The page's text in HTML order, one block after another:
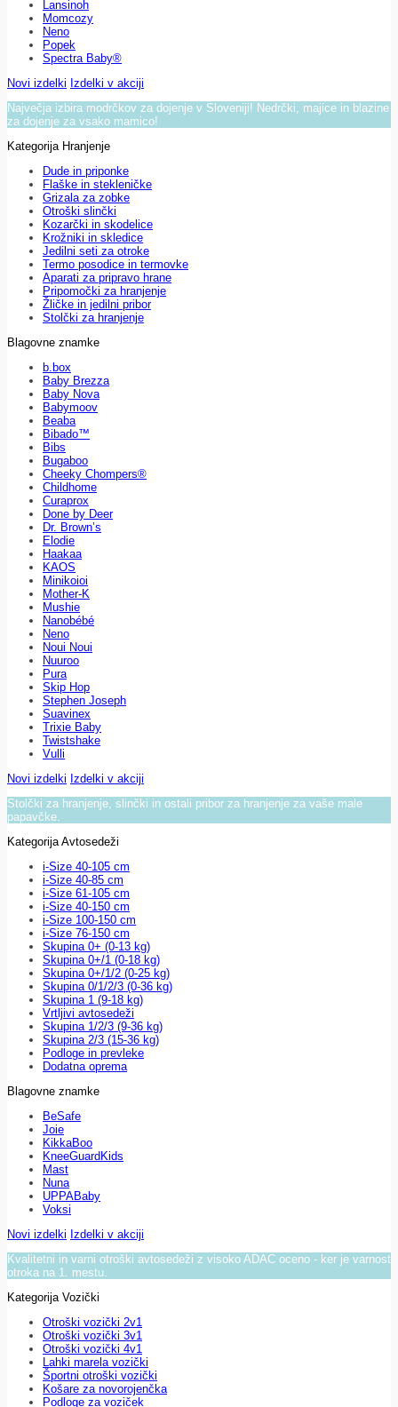
Lansinoh
Momcozy
Neno
Popek
Spectra Baby®
Novi izdelki Izdelki v akciji
Največja izbira modrčkov za dojenje v Sloveniji! Nedrčki, majice in blazine
za dojenje za vsako mamico!
Kategorija Hranjenje
Dude in priponke
Flaške in stekleničke
Grizala za zobke
Otroški slinčki
Kozarčki in skodelice
Krožniki in skledice
Jedilni seti za otroke
Termo posodice in termovke
Aparati za pripravo hrane
Pripomočki za hranjenje
Žličke in jedilni pribor
Stolčki za hranjenje
Blagovne znamke
b.box
Baby Brezza
Baby Nova
Babymoov
Beaba
Bibado™
Bibs
Bugaboo
Cheeky Chompers®
Childhome
Curaprox
Done by Deer
Dr. Brown’s
Elodie
Haakaa
KAOS
Minikoioi
Mother-K
Mushie
Nanobébé
Neno
Noui Noui
Nuuroo
Pura
Skip Hop
Stephen Joseph
Suavinex
Trixie Baby
Twistshake
Vulli
Novi izdelki Izdelki v akciji
Stolčki za hranjenje, slinčki in ostali pribor za hranjenje za vaše male
papavčke.
Kategorija Avtosedeži
i-Size 40-105 cm
i-Size 40-85 cm
i-Size 61-105 cm
i-Size 40-150 cm
i-Size 100-150 cm
i-Size 76-150 cm
Skupina 0+ (0-13 kg)
Skupina 0+/1 (0-18 kg)
Skupina 0+/1/2 (0-25 kg)
Skupina 0/1/2/3 (0-36 kg)
Skupina 1 (9-18 kg)
Vrtljivi avtosedeži
Skupina 1/2/3 (9-36 kg)
Skupina 2/3 (15-36 kg)
Podloge in prevleke
Dodatna oprema
Blagovne znamke
BeSafe
Joie
KikkaBoo
KneeGuardKids
Mast
Nuna
UPPABaby
Voksi
Novi izdelki Izdelki v akciji
Kvalitetni in varni otroški avtosedeži z visoko ADAC oceno - ker je varnost
otroka na 1. mestu.
Kategorija Vozički
Otroški vozički 2v1
Otroški vozički 3v1
Otroški vozički 4v1
Lahki marela vozički
Športni otroški vozički
Košare za novorojenčka
Podloge za voziček